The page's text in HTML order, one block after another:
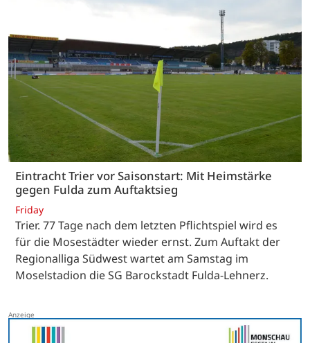
Eintracht Trier vor Saisonstart: Mit Heimstärke
gegen Fulda zum Auftaktsieg
Friday
Trier. 77 Tage nach dem letzten Pflichtspiel wird es
für die Mosestädter wieder ernst. Zum Auftakt der
Regionalliga Südwest wartet am Samstag im
Moselstadion die SG Barockstadt Fulda-Lehnerz.